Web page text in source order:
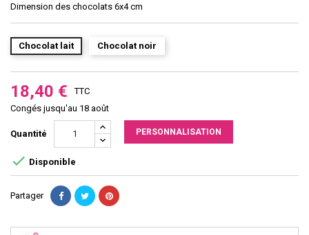
Dimension des chocolats 6x4 cm
Chocolat lait Chocolat noir
18,40 €
TTC
Congés jusqu'au 18 août
Quantité PERSONNALISATION
 Disponible
Partager